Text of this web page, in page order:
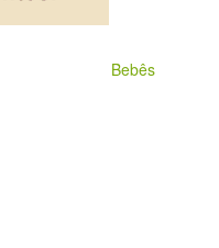
Bebês